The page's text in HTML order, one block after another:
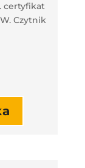
certyfikat
Czytnik